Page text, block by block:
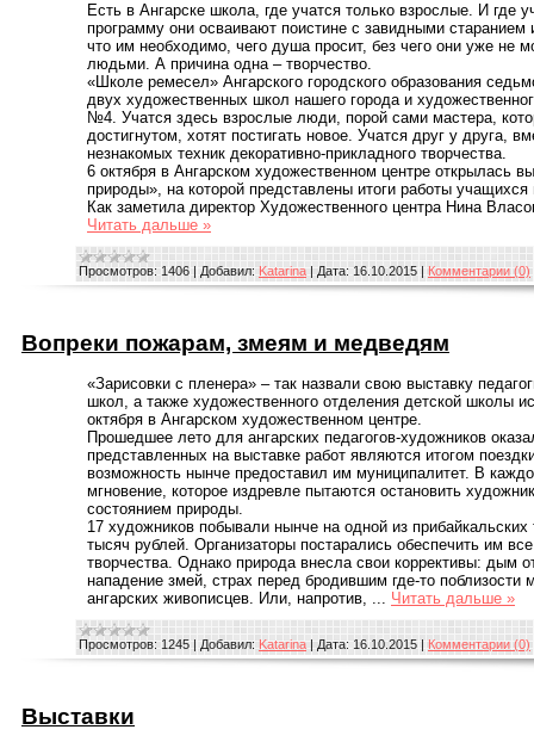
Есть в Ангарске школа, где учатся только взрослые. И где
программу они осваивают поистине с завидными
что им необходимо, чего душа просит, без чего они уже не
людьми. А причина одна – творчество.
«Школе ремесел» Ангарского городского образования
двух художественных школ нашего города и
№4. Учатся здесь взрослые люди, порой сами мастера,
достигнутом, хотят постигать новое. Учатся друг у друга,
незнакомых техник декоративно-прикладного творчества.
6 октября в Ангарском художественном центре открылась
природы», на которой представлены итоги работы
Как заметила директор Художественного центра Нина
Читать дальше »
Просмотров: 1406 | Добавил: Katarina | Дата: 16.10.2015 | Комментарии (0)
Вопреки пожарам, змеям и медведям
«Зарисовки с пленера» – так назвали свою выставку
школ, а также художественного отделения детской школы
октября в Ангарском художественном центре.
Прошедшее лето для ангарских педагогов-художников
представленных на выставке работ являются итогом
возможность нынче предоставил им муниципалитет. В
мгновение, которое издревле пытаются остановить
состоянием природы.
17 художников побывали нынче на одной из
тысяч рублей. Организаторы постарались обеспечить им
творчества. Однако природа внесла свои коррективы: дым
нападение змей, страх перед бродившим где-то
ангарских живописцев. Или, напротив, ... Читать дальше »
Просмотров: 1245 | Добавил: Katarina | Дата: 16.10.2015 | Комментарии (0)
Выставки